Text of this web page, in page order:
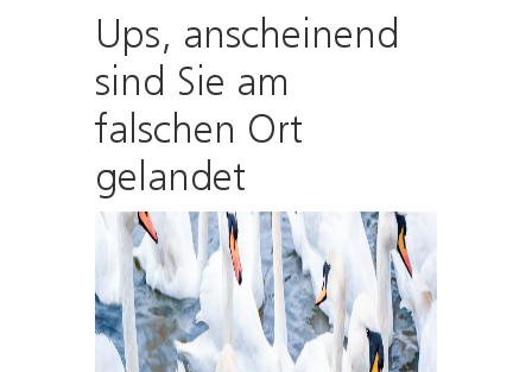
Ups, anscheinend
sind Sie am
falschen Ort
gelandet